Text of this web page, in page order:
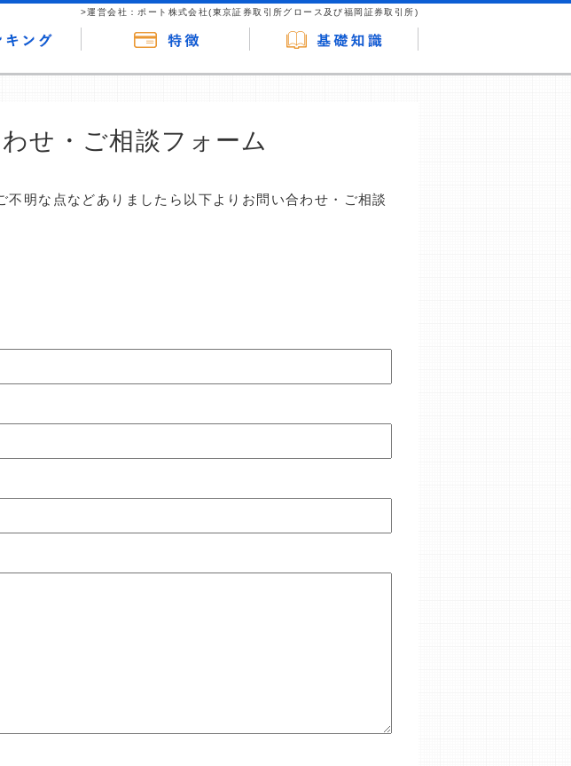
>運営会社：ポート株式会社(東京証券取引所グロース及び福岡証券取引所)
せ・ご相談フォーム
明な点などありましたら以下よりお問い合わせ・ご相談